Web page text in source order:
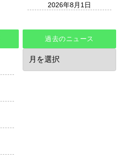
2026年8月1日
過去のニュース
過
の